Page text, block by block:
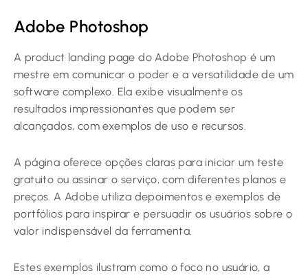
Adobe Photoshop
A product landing page do Adobe Photoshop é um
mestre em comunicar o poder e a versatilidade de um
software complexo. Ela exibe visualmente os
resultados impressionantes que podem ser
alcançados, com exemplos de uso e recursos.
A página oferece opções claras para iniciar um teste
gratuito ou assinar o serviço, com diferentes planos e
preços. A Adobe utiliza depoimentos e exemplos de
portfólios para inspirar e persuadir os usuários sobre o
valor indispensável da ferramenta.
Estes exemplos ilustram como o foco no usuário, a